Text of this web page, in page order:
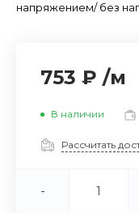
напряжением/ без
753 ₽ /м
В наличии
Рассчитать
-